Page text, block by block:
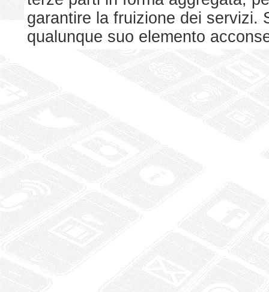
garantire la fruizione dei servizi.
qualunque suo elemento